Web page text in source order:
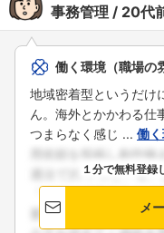
事務管理 20代
働く環境（職場の
地域密着型というだけ
ん。海外とかかわる仕
つまらなく感じ ... 働
１分で無料登録
メ